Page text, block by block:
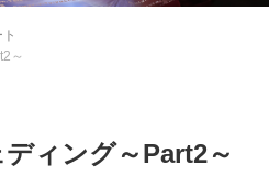
～
ィング～Part2～